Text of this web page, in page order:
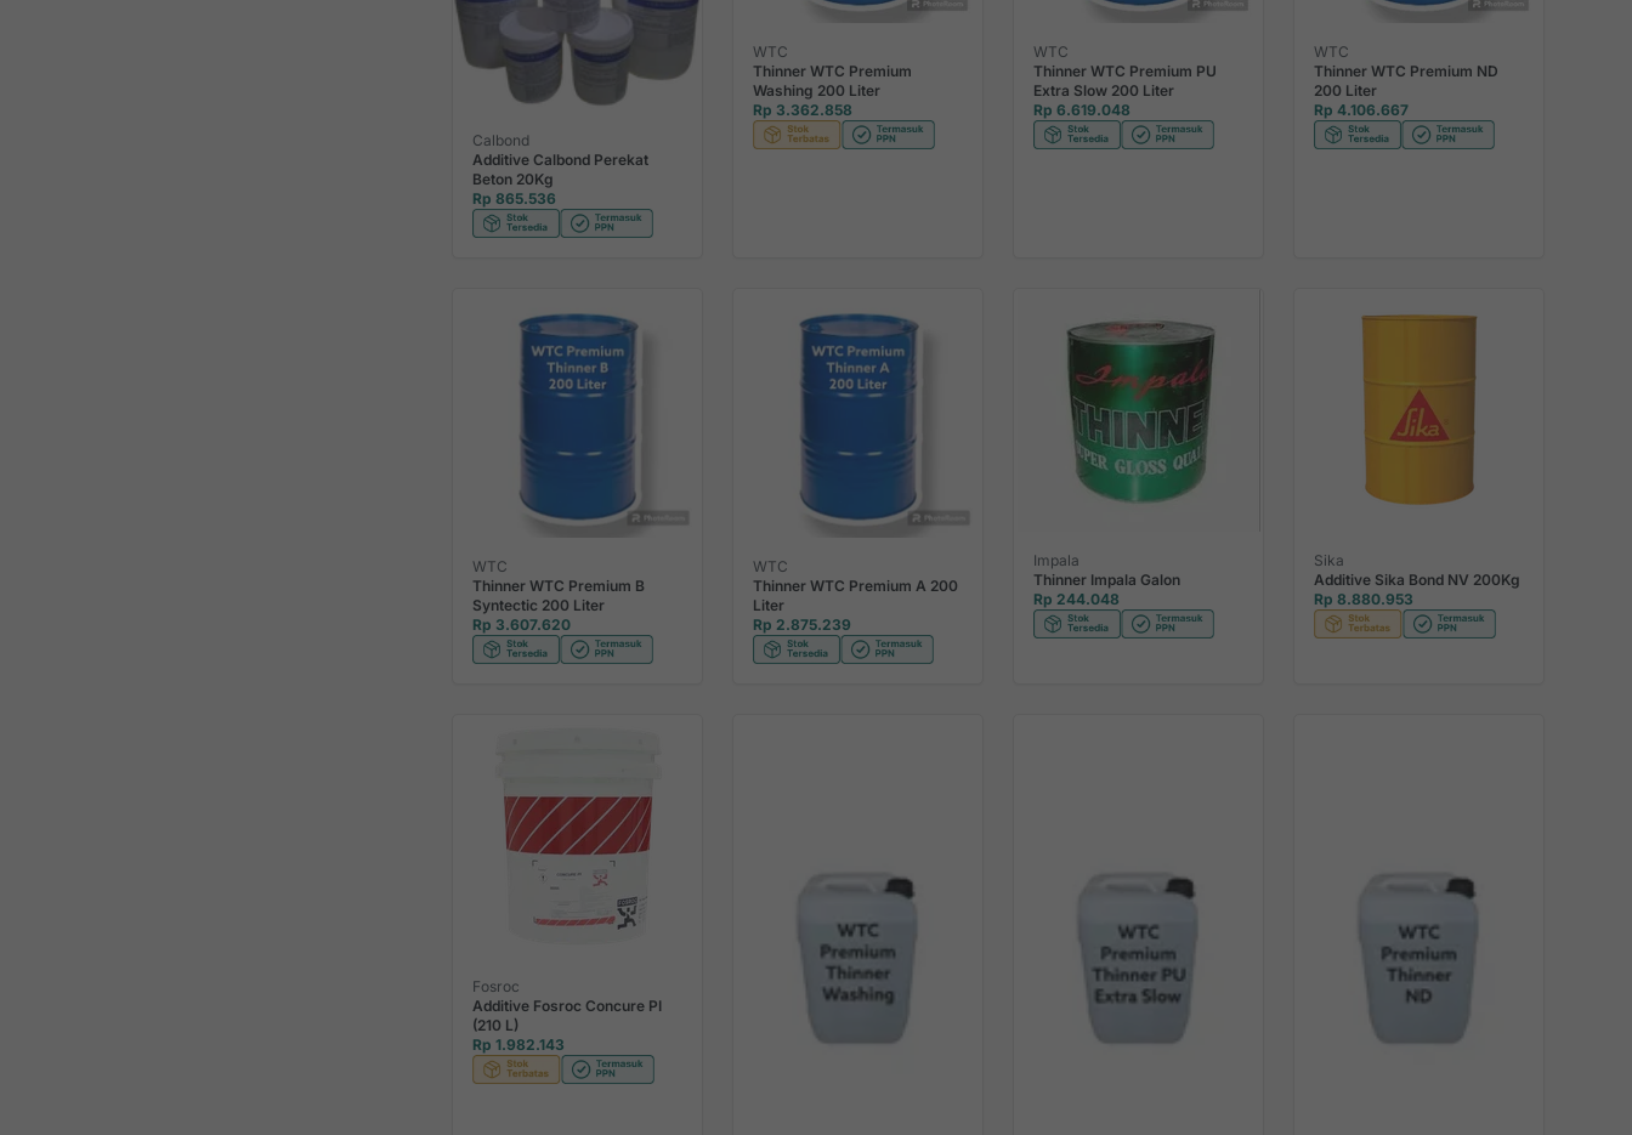
Calbond
Additive Calbond Perekat
Beton 20Kg
Rp 865.536
WTC
Thinner WTC Premium
Washing 200 Liter
Rp 3.362.858
WTC
Thinner WTC Premium PU
Extra Slow 200 Liter
Rp 6.619.048
WTC
Thinner WTC Premium ND
200 Liter
Rp 4.106.667
WTC
Thinner WTC Premium B
Syntectic 200 Liter
Rp 3.607.620
WTC
Thinner WTC Premium A 200
Liter
Rp 2.875.239
Impala
Thinner Impala Galon
Rp 244.048
Sika
Additive Sika Bond NV 200Kg
Rp 8.880.953
Fosroc
Additive Fosroc Concure PI
(210 L)
Rp 1.982.143